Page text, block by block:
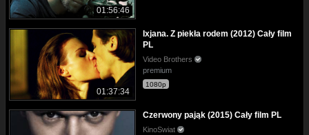
01:56:46
01:37:34
Ixjana. Z piekła rodem (2012) Cały film
PL
Video Brothers
premium
1080p
Czerwony pająk (2015) Cały film PL
KinoSwiat